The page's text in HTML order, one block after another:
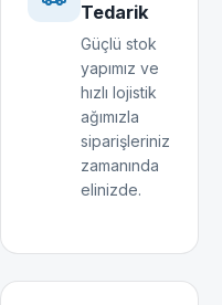
Tedarik
Güçlü stok
yapımız ve
hızlı lojistik
ağımızla
siparişleriniz
zamanında
elinizde.